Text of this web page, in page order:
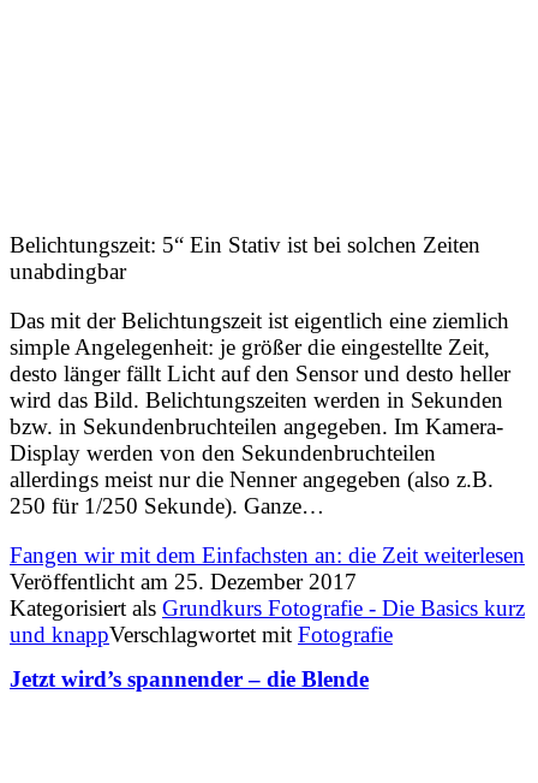
Belichtungszeit: 5“ Ein Stativ ist bei solchen Zeiten
unabdingbar
Das mit der Belichtungszeit ist eigentlich eine ziemlich
simple Angelegenheit: je größer die eingestellte Zeit,
desto länger fällt Licht auf den Sensor und desto heller
wird das Bild. Belichtungszeiten werden in Sekunden
bzw. in Sekundenbruchteilen angegeben. Im Kamera-
Display werden von den Sekundenbruchteilen
allerdings meist nur die Nenner angegeben (also z.B.
250 für 1/250 Sekunde). Ganze…
Fangen wir mit dem Einfachsten an: die Zeit weiterlesen
Veröffentlicht am 25. Dezember 2017
Kategorisiert als Grundkurs Fotografie - Die Basics kurz
und knappVerschlagwortet mit Fotografie
Jetzt wird’s spannender – die Blende